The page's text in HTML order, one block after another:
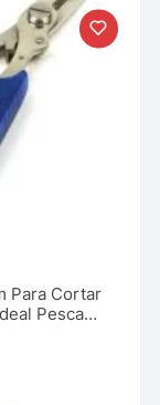
Para Cortar
Pesca